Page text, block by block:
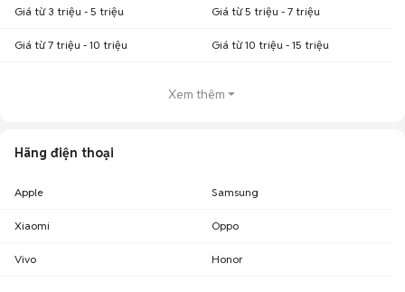
Giá từ 3 triệu - 5 triệu Giá từ 5 triệu - 7 triệu
Giá từ 7 triệu - 10 triệu Giá từ 10 triệu - 15 triệu
Xem thêm
Hãng điện thoại
Apple Samsung
Xiaomi Oppo
Vivo Honor